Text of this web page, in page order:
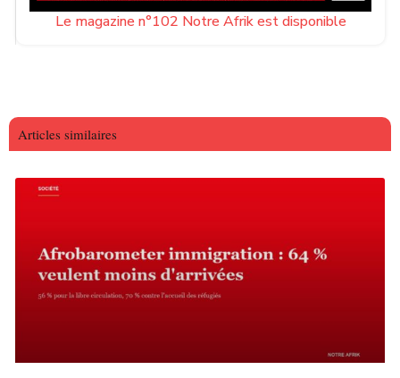
Le magazine n°102 Notre Afrik est disponible
Articles similaires